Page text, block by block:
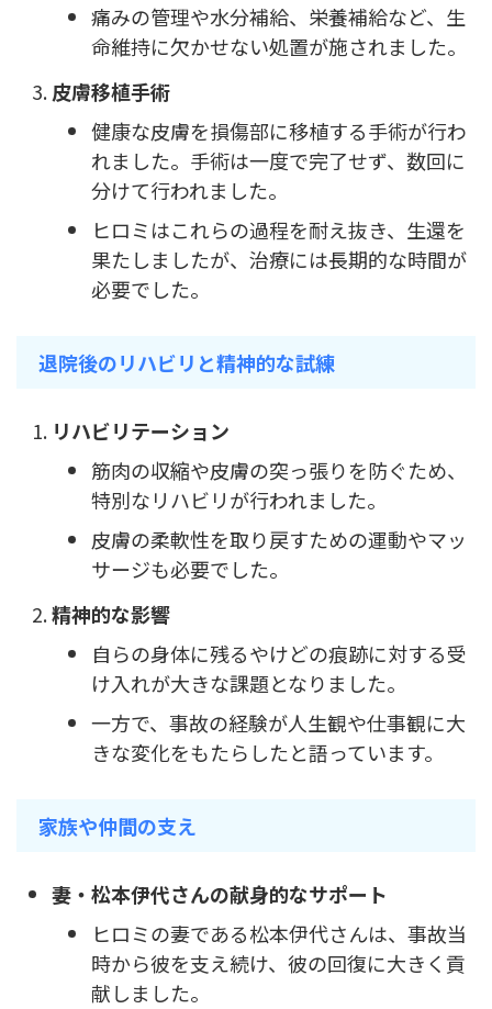
痛みの管理や水分補給、栄養補給など、生
命維持に欠かせない処置が施されました。
皮膚移植手術
健康な皮膚を損傷部に移植する手術が行わ
れました。手術は一度で完了せず、数回に
分けて行われました。
ヒロミはこれらの過程を耐え抜き、生還を
果たしましたが、治療には長期的な時間が
必要でした。
退院後のリハビリと精神的な試練
リハビリテーション
筋肉の収縮や皮膚の突っ張りを防ぐため、
特別なリハビリが行われました。
皮膚の柔軟性を取り戻すための運動やマッ
サージも必要でした。
精神的な影響
自らの身体に残るやけどの痕跡に対する受
け入れが大きな課題となりました。
一方で、事故の経験が人生観や仕事観に大
きな変化をもたらしたと語っています。
家族や仲間の支え
妻・松本伊代さんの献身的なサポート
ヒロミの妻である松本伊代さんは、事故当
時から彼を支え続け、彼の回復に大きく貢
献しました。